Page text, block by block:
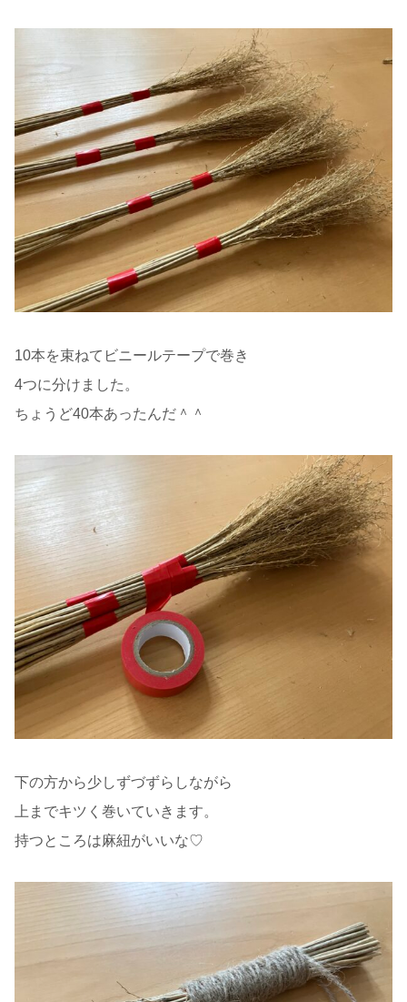
10本を束ねてビニールテープで巻き
4つに分けました。
ちょうど40本あったんだ＾＾
下の方から少しずづずらしながら
上までキツく巻いていきます。
持つところは麻紐がいいな♡